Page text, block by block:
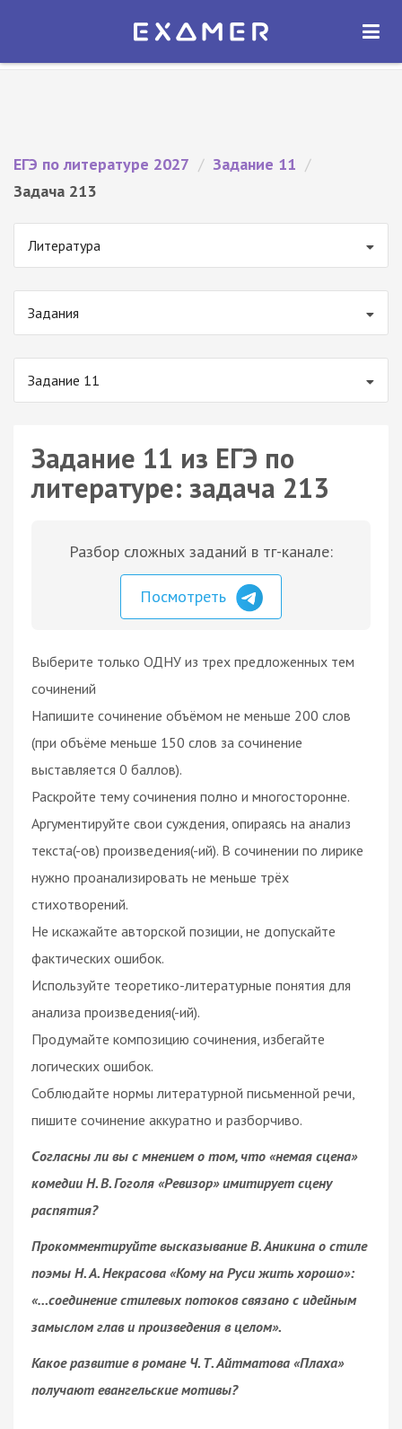
Экзамер — ЕГЭ 2027
ОТКРЫТЬ
ЕГЭ по литературе 2027 / Задание 11 /
Задача 213
Литература
Задания
Задание 11
Задание 11 из ЕГЭ по
литературе: задача 213
Разбор сложных заданий в тг-канале:
Посмотреть
Выберите только ОДНУ из трех предложенных тем
сочинений
Напишите сочинение объёмом не меньше 200 слов
(при объёме меньше 150 слов за сочинение
выставляется 0 баллов).
Раскройте тему сочинения полно и многосторонне.
Аргументируйте свои суждения, опираясь на анализ
текста(-ов) произведения(-ий). В сочинении по лирике
нужно проанализировать не меньше трёх
стихотворений.
Не искажайте авторской позиции, не допускайте
фактических ошибок.
Используйте теоретико-литературные понятия для
анализа произведения(-ий).
Продумайте композицию сочинения, избегайте
логических ошибок.
Соблюдайте нормы литературной письменной речи,
пишите сочинение аккуратно и разборчиво.
Согласны ли вы с мнением о том, что «немая сцена»
комедии Н. В. Гоголя «Ревизор» имитирует сцену
распятия?
Прокомментируйте высказывание В. Аникина о стиле
поэмы Н. А. Некрасова «Кому на Руси жить хорошо»:
«…соединение стилевых потоков связано с идейным
замыслом глав и произведения в целом».
Какое развитие в романе Ч. Т. Айтматова «Плаха»
получают евангельские мотивы?